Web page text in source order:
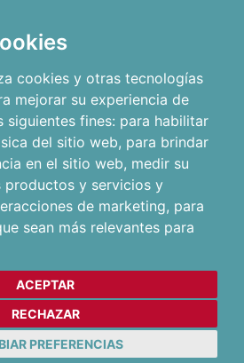
cookies y otras tecnologías
mejorar su experiencia de
siguientes fines: para habilitar
del sitio web, para brindar
en el sitio web, medir su
productos y servicios y
de marketing, para
sean más relevantes para
ACEPTAR
RECHAZAR
PREFERENCIAS